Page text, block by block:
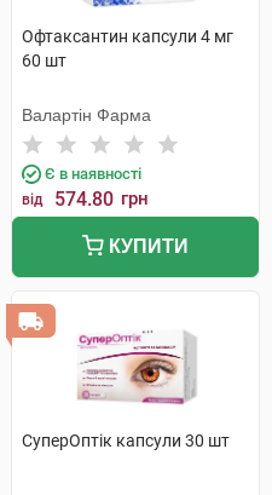
Офтаксантин капсули 4 мг
60 шт
Валартін Фарма
Є в наявності
від 574.80 грн
КУПИТИ
СуперОптік капсули 30 шт